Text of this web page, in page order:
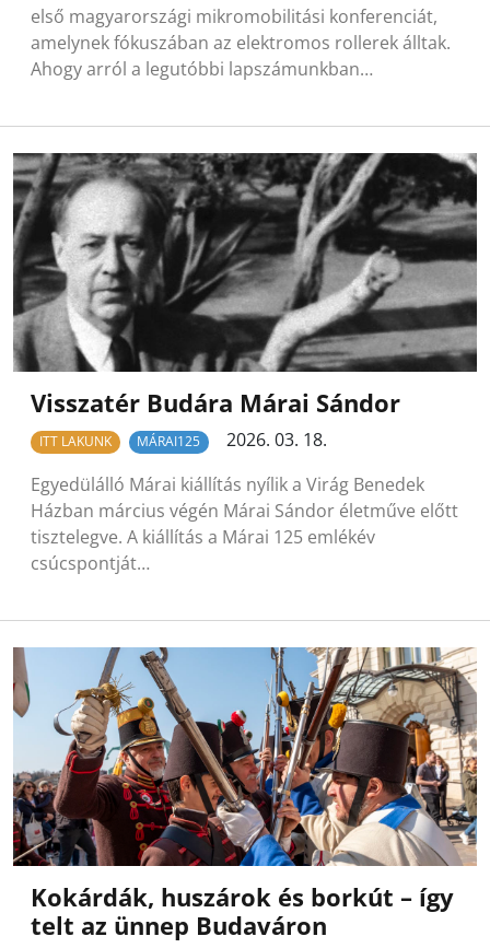
első magyarországi mikromobilitási konferenciát,
amelynek fókuszában az elektromos rollerek álltak.
Ahogy arról a legutóbbi lapszámunkban…
Visszatér Budára Márai Sándor
ITT LAKUNK MÁRAI125
2026. 03. 18.
Egyedülálló Márai kiállítás nyílik a Virág Benedek
Házban március végén Márai Sándor életműve előtt
tisztelegve. A kiállítás a Márai 125 emlékév
csúcspontját…
Kokárdák, huszárok és borkút – így
telt az ünnep Budaváron